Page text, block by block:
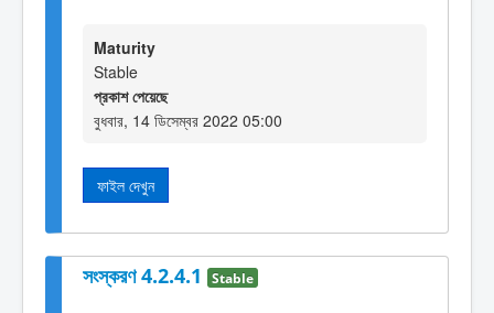
Maturity
Stable
প্রকাশ পেয়েছে
বুধবার, 14 ডিসেম্বর 2022 05:00
ফাইল দেখুন
সংস্করণ 4.2.4.1 Stable